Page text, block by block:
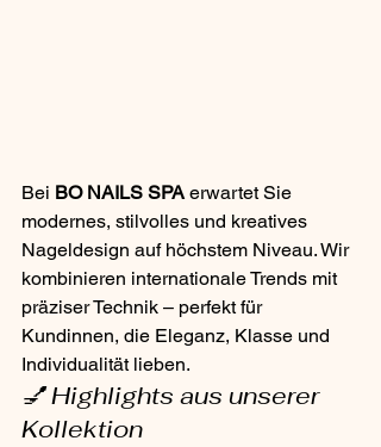
Bei BO NAILS SPA erwartet Sie
modernes, stilvolles und kreatives
Nageldesign auf höchstem Niveau. Wir
kombinieren internationale Trends mit
präziser Technik – perfekt für
Kundinnen, die Eleganz, Klasse und
Individualität lieben.
💅 Highlights aus unserer
Kollektion